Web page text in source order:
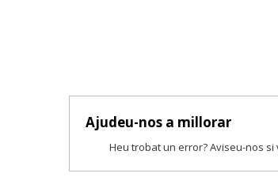
Ajudeu-nos a millorar
Heu trobat un error? Aviseu-nos